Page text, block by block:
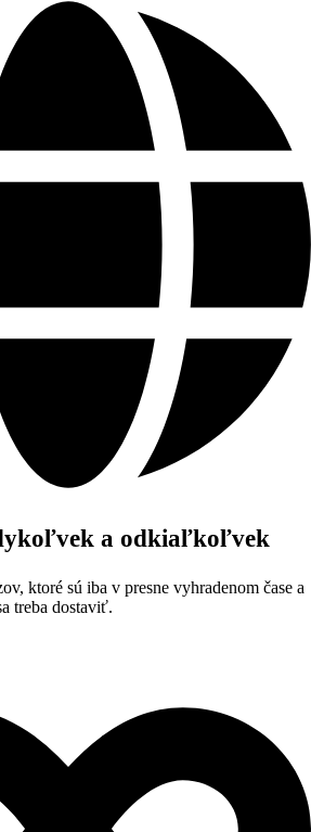
a odkiaľkoľvek
ktoré sú iba v presne vyhradenom čase a
treba dostaviť.